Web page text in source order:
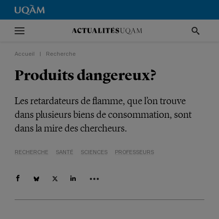
Accueil Recherche
Produits dangereux?
Les retardateurs de flamme, que l’on trouve
dans plusieurs biens de consommation, sont
dans la mire des chercheurs.
RECHERCHE SANTÉ SCIENCES PROFESSEURS